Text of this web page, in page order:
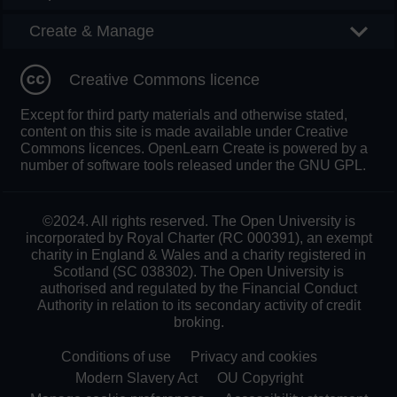
Create & Manage
Creative Commons licence
Except for third party materials and otherwise stated,
content on this site is made available under Creative
Commons licences. OpenLearn Create is powered by a
number of software tools released under the GNU GPL.
©2024. All rights reserved. The Open University is
incorporated by Royal Charter (RC 000391), an exempt
charity in England & Wales and a charity registered in
Scotland (SC 038302). The Open University is
authorised and regulated by the Financial Conduct
Authority in relation to its secondary activity of credit
broking.
Conditions of use
Privacy and cookies
Modern Slavery Act
OU Copyright